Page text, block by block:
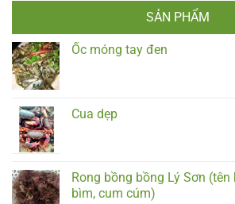
SẢN PHẨM
Ốc móng tay đen
Cua dẹp
Rong bồng bồng Lý Sơn
bìm, cum cúm)